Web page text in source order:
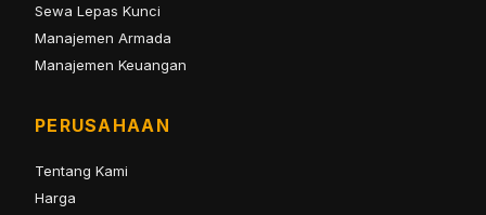
Sewa Lepas Kunci
Manajemen Armada
Manajemen Keuangan
PERUSAHAAN
Tentang Kami
Harga